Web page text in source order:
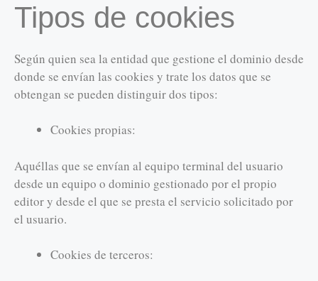
Tipos de cookies
Según quien sea la entidad que gestione el dominio desde
donde se envían las cookies y trate los datos que se
obtengan se pueden distinguir dos tipos:
Cookies propias:
Aquéllas que se envían al equipo terminal del usuario
desde un equipo o dominio gestionado por el propio
editor y desde el que se presta el servicio solicitado por
el usuario.
Cookies de terceros: